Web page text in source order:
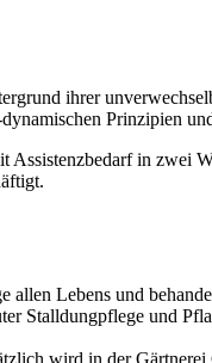
ihrer
Prinzipien
in zwei
Lebens und
Stalldungpflege und
wird in der